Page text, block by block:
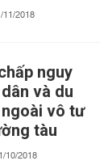
11/2018
nguy
và du
vô tư
tàu
10/2018